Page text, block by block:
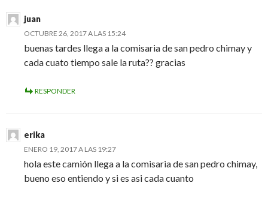
juan
OCTUBRE 26, 2017 A LAS 15:24
buenas tardes llega a la comisaria de san pedro chimay y
cada cuato tiempo sale la ruta?? gracias
RESPONDER
erika
ENERO 19, 2017 A LAS 19:27
hola este camión llega a la comisaria de san pedro chimay,
bueno eso entiendo y si es asi cada cuanto